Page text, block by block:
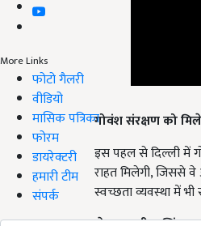
More Links
फोटो गैलरी
वीडियो
मासिक पत्रिका
फोरम
डायरेक्टरी
हमारी टीम
संपर्क
इस पहल से दिल्ली में
राहत मिलेगी, जिससे
स्वच्छता व्यवस्था में भी